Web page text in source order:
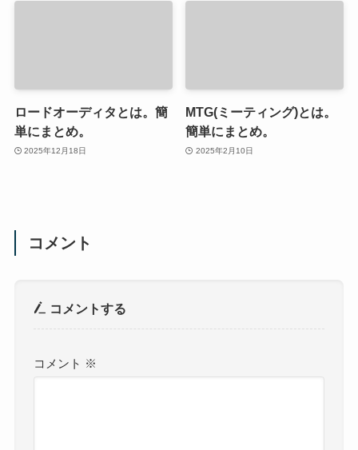
ロードオーディタとは。簡
単にまとめ。
2025年12月18日
MTG(ミーティング)とは。
簡単にまとめ。
2025年2月10日
コメント
コメントする
コメント ※